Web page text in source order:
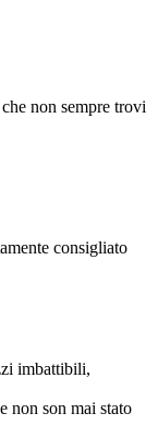
non sempre trovi
consigliato
imbattibili,
non son mai stato